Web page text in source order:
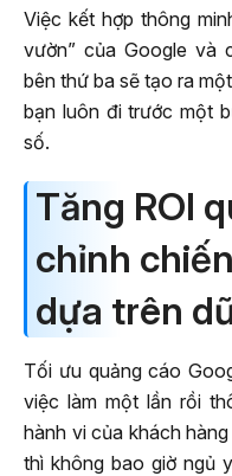
Việc kết hợp thông
vườn” của Google và
bên thứ ba sẽ tạo ra
bạn luôn đi trước một
số.
Tăng ROI
chỉnh
dựa trên
Tối ưu quảng cáo
việc làm một lần rồi
hành vi của khách
thì không bao giờ ngủ